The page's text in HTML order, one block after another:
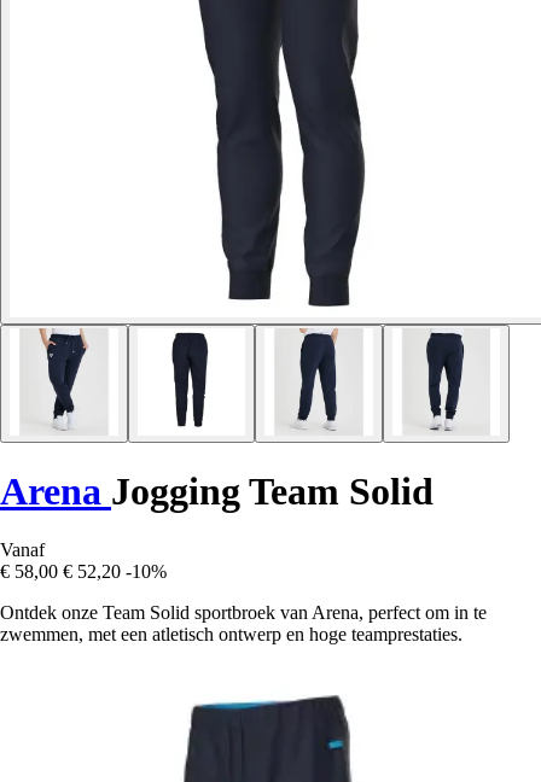
Arena Jogging Team Solid
Vanaf
€ 58,00 € 52,20 -10%
Ontdek onze Team Solid sportbroek van Arena, perfect om in te
zwemmen, met een atletisch ontwerp en hoge teamprestaties.